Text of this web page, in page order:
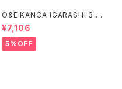
O&E KANOA IGARASHI 3 PI
ECE BLACK/LIME｜PRO SE
RIES
¥7,106
5%OFF